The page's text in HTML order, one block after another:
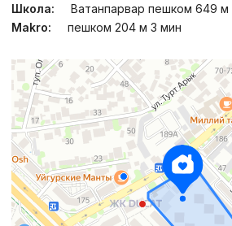
Школа:
Ватанпарвар пешком 649 м
Makro:
пешком 204 м 3 мин